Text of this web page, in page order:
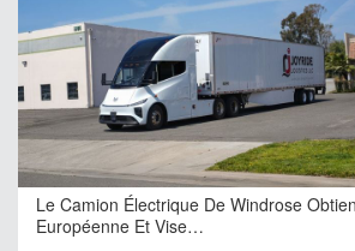
Le Camion Électrique De Windrose
Européenne Et Vise…